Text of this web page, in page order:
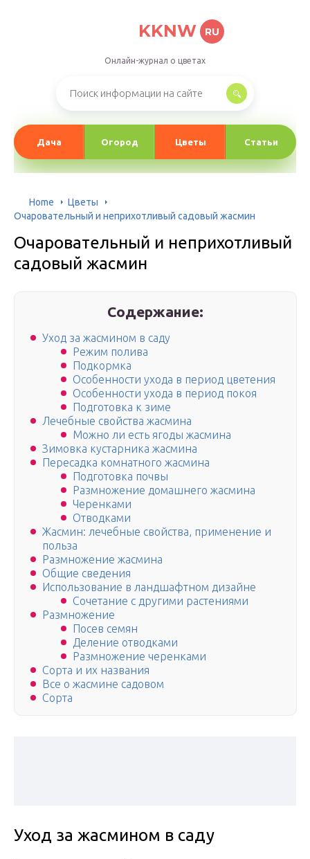
KKNW RU
Онлайн-журнал о цветах
Дача Огород Цветы Статьи
Home
Цветы
Очаровательный и неприхотливый садовый жасмин
Очаровательный и неприхотливый
садовый жасмин
Содержание:
Уход за жасмином в саду
Режим полива
Подкормка
Особенности ухода в период цветения
Особенности ухода в период покоя
Подготовка к зиме
Лечебные свойства жасмина
Можно ли есть ягоды жасмина
Зимовка кустарника жасмина
Пересадка комнатного жасмина
Подготовка почвы
Размножение домашнего жасмина
Черенками
Отводками
Жасмин: лечебные свойства, применение и
польза
Размножение жасмина
Общие сведения
Использование в ландшафтном дизайне
Сочетание с другими растениями
Размножение
Посев семян
Деление отводками
Размножение черенками
Сорта и их названия
Все о жасмине садовом
Сорта
Уход за жасмином в саду